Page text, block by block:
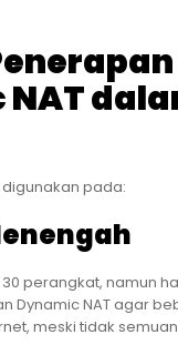
digunakan pada:
perangkat, namun
Dynamic NAT agar
meski tidak